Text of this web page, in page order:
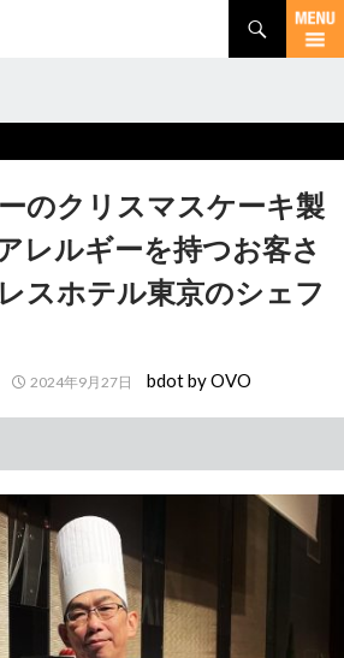
のクリスマスケーキ製
ルギーを持つお客さ
スホテル東京のシェフ
2024年9月27日 bdot by OVO